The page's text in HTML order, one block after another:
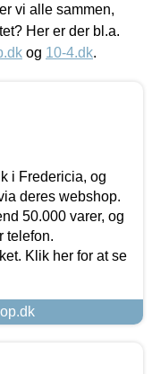
vi alle sammen,
Her er der bl.a.
og 10-4.dk.
i Fredericia, og
deres webshop.
50.000 varer, og
telefon.
Klik her for at se